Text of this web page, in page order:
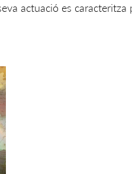
actuació es caracteritza